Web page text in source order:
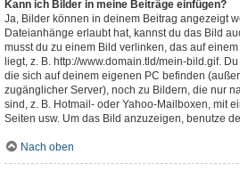
Kann ich Bilder in meine Beiträge einfügen?
Ja, Bilder können in deinem Beitrag angezeigt
Dateianhänge erlaubt hat, kannst du das Bild
musst du zu einem Bild verlinken, das auf
liegt, z. B. http://www.domain.tld/mein-bild.gif.
die sich auf deinem eigenen PC befinden
zugänglicher Server), noch zu Bildern, die nur
sind, z. B. Hotmail- oder Yahoo-Mailboxen, mit
Seiten usw. Um das Bild anzuzeigen, benutze
Nach oben